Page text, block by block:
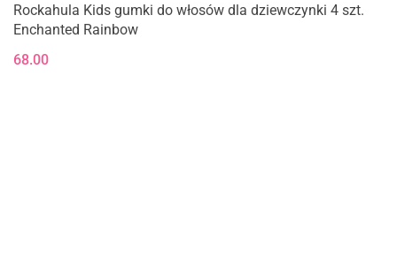
Rockahula Kids gumki do włosów dla dziewczynki 4 szt.
Enchanted Rainbow
68.00